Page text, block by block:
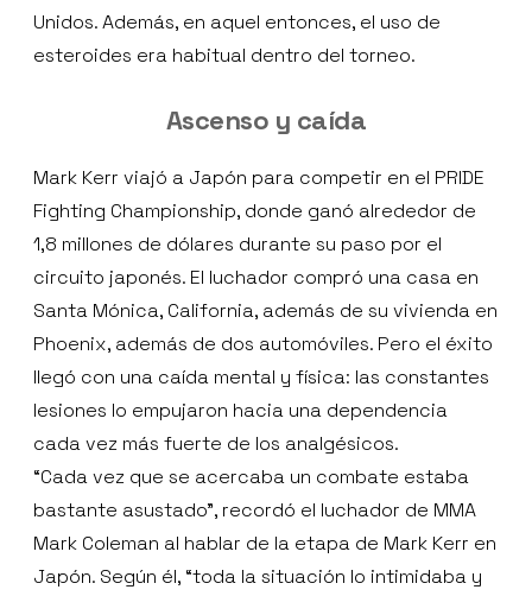
Unidos. Además, en aquel entonces, el uso de
esteroides era habitual dentro del torneo.
Ascenso y caída
Mark Kerr viajó a Japón para competir en el PRIDE
Fighting Championship, donde ganó alrededor de
1,8 millones de dólares durante su paso por el
circuito japonés. El luchador compró una casa en
Santa Mónica, California, además de su vivienda en
Phoenix, además de dos automóviles. Pero el éxito
llegó con una caída mental y física: las constantes
lesiones lo empujaron hacia una dependencia
cada vez más fuerte de los analgésicos.
“Cada vez que se acercaba un combate estaba
bastante asustado”, recordó el luchador de MMA
Mark Coleman al hablar de la etapa de Mark Kerr en
Japón. Según él, “toda la situación lo intimidaba y